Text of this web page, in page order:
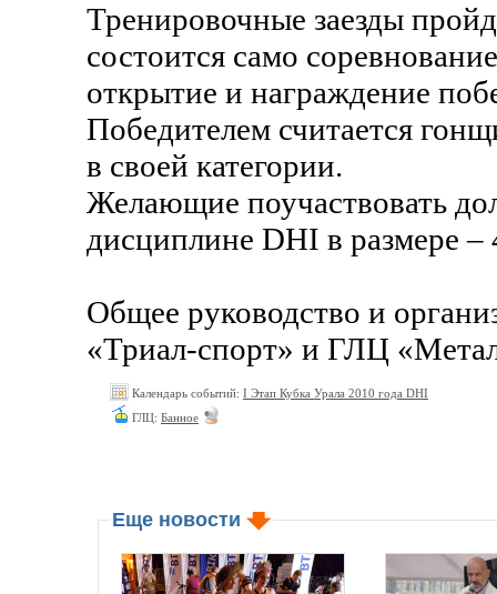
Тренировочные заезды
состоится само
открытие и награждение
Победителем считается
в своей категории.
Желающие поучаствовать
дисциплине DHI в размере –
Общее руководство и
«Триал-спорт» и ГЛЦ
Календарь событий: I Этап Кубка Урала 2010 года DHI
ГЛЦ: Банное
Еще новости